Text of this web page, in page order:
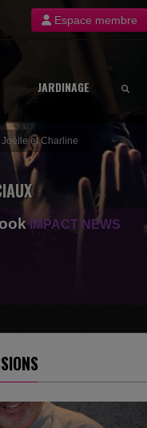
Espace membre
JARDINAGE
Joëlle et Charline
IMPACT NEWS